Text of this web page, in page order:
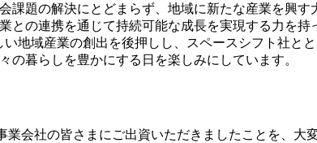
課題の解決にとどまらず、地域に新たな産業を興
の連携を通じて持続可能な成長を実現する力を持
地域産業の創出を後押しし、スペースシフト社と
暮らしを豊かにする日を楽しみにしています。
業会社の皆さまにご出資いただきましたことを、